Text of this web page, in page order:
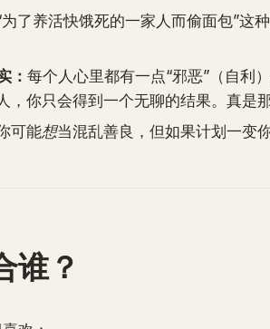
了养活快饿死的一家人而偷面包”这
： 每个人心里都有一点“邪恶”（自利
，你只会得到一个无聊的结果。真是
可能想当混乱善良，但如果计划一变
谁？